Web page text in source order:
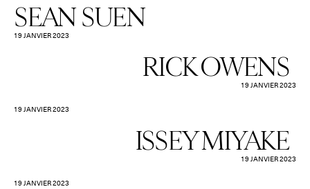
SEAN SUEN
19 JANVIER 2023
RICK OWENS
19 JANVIER 2023
19 JANVIER 2023
ISSEY MIYAKE
19 JANVIER 2023
19 JANVIER 2023